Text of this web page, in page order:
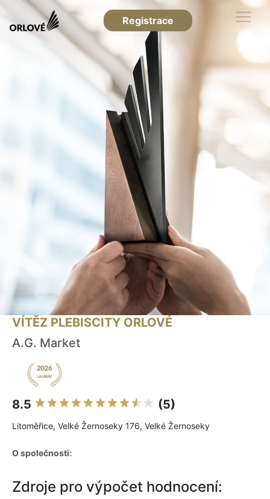
Registrace
VÍTĚZ PLEBISCITY ORLOVÉ
A.G. Market
8.5 (5)
Litoměřice, Velké Žernoseky 176, Velké Žernoseky
O společnosti:
Zdroje pro výpočet hodnocení: